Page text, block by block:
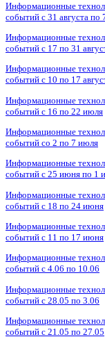
Информационные
событий с 31 августа по
Информационные
событий с 17 по 31
Информационные
событий с 10 по 17
Информационные
событий с 16 по 22 июля
Информационные
событий со 2 по 7 июля
Информационные
событий с 25 июня по 1
Информационные
событий с 18 по 24 июня
Информационные
событий с 11 по 17 июня
Информационные
событий с 4.06 по 10.06
Информационные
событий с 28.05 по 3.06
Информационные
событий с 21.05 по 27.05